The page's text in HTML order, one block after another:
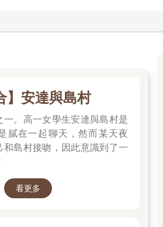
向的人，身邊的朋友都有些粗魯、淘氣
想像，而Pam 的聲音則是我常拿來幻
，好奇地看著我。
事。」
大聲宣揚的事，Pam 知道了肯定會很生
美麗的笑容和可愛的酒窩，還是轉移話
香水的牌子，這香味讓我心跳加速。」
】安達與島村
一。高一女學生安達與島村是
膩在一起聊天，然而某天夜
和島村接吻，因此意識到了一
看更多